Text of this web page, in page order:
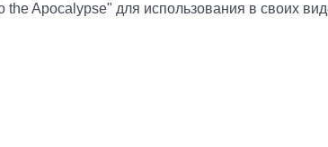
Apocalypse" для использования в своих